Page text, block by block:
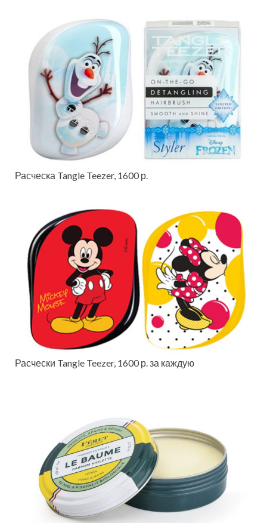
Расческа Tangle Teezer, 1600 р.
Расчески Tangle Teezer, 1600 р. за каждую